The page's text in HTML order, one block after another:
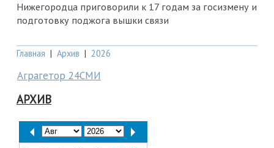
Нижегородца приговорили к 17 годам за госизмену и
подготовку поджога вышки связи
Главная | Архив | 2026
Аграгетор 24СМИ
АРХИВ